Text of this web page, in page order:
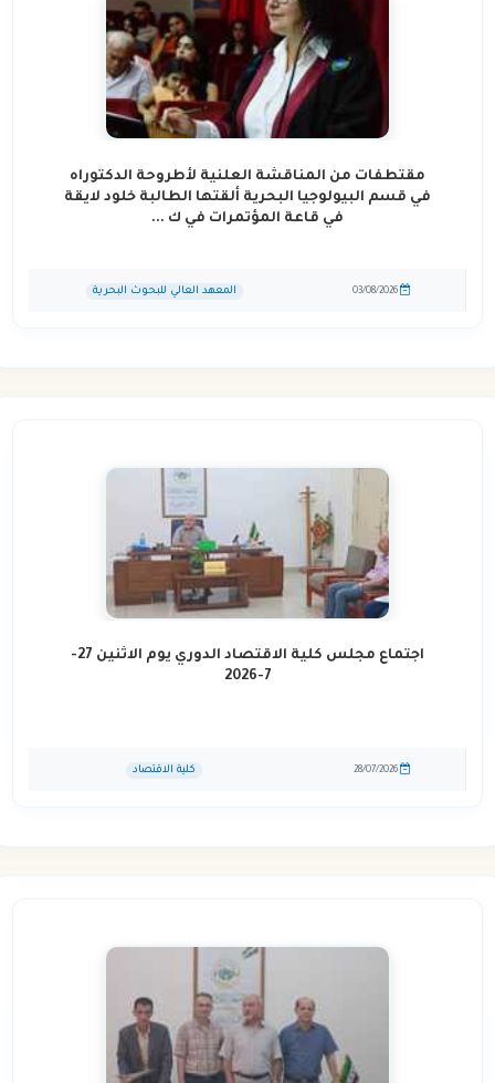
مقتطفات من المناقشة العلنية لأطروحة الدكتوراه
في قسم البيولوجيا البحرية ألقتها الطالبة خلود لايقة
في قاعة المؤتمرات في ك ...
03/08/2026 المعهد العالي للبحوث البحرية
اجتماع مجلس كلية الاقتصاد الدوري يوم الاثنين 27-
7-2026
28/07/2026 كلية الاقتصاد